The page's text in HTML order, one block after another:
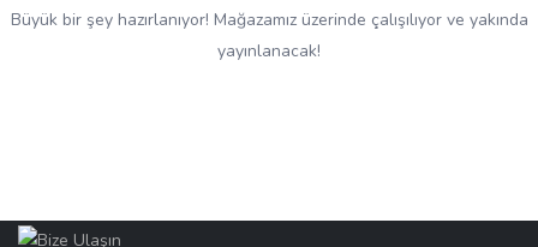
Büyük bir şey hazırlanıyor! Mağazamız üzerinde çalışılıyor ve yakında
yayınlanacak!